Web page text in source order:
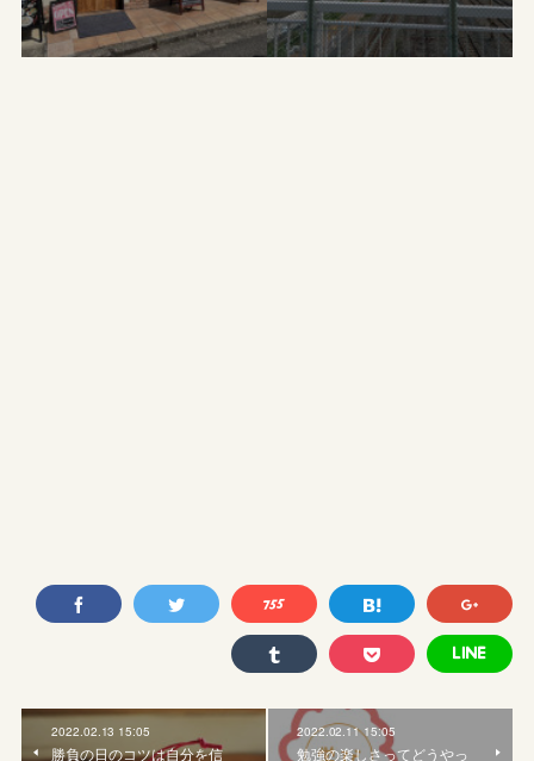
2022.02.13 15:05
勝負の日のコツは自分を信
2022.02.11 15:05
勉強の楽しさってどうやっ